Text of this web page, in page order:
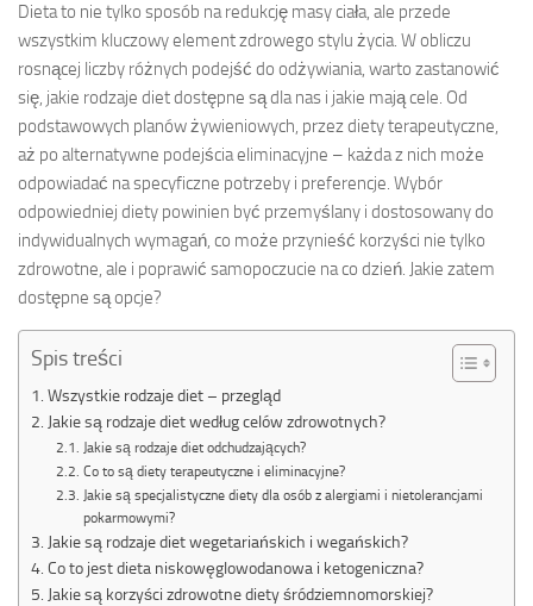
Dieta to nie tylko sposób na redukcję masy ciała, ale przede
wszystkim kluczowy element zdrowego stylu życia. W obliczu
rosnącej liczby różnych podejść do odżywiania, warto zastanowić
się, jakie rodzaje diet dostępne są dla nas i jakie mają cele. Od
podstawowych planów żywieniowych, przez diety terapeutyczne,
aż po alternatywne podejścia eliminacyjne – każda z nich może
odpowiadać na specyficzne potrzeby i preferencje. Wybór
odpowiedniej diety powinien być przemyślany i dostosowany do
indywidualnych wymagań, co może przynieść korzyści nie tylko
zdrowotne, ale i poprawić samopoczucie na co dzień. Jakie zatem
dostępne są opcje?
Spis treści
Wszystkie rodzaje diet – przegląd
Jakie są rodzaje diet według celów zdrowotnych?
Jakie są rodzaje diet odchudzających?
Co to są diety terapeutyczne i eliminacyjne?
Jakie są specjalistyczne diety dla osób z alergiami i nietolerancjami
pokarmowymi?
Jakie są rodzaje diet wegetariańskich i wegańskich?
Co to jest dieta niskowęglowodanowa i ketogeniczna?
Jakie są korzyści zdrowotne diety śródziemnomorskiej?